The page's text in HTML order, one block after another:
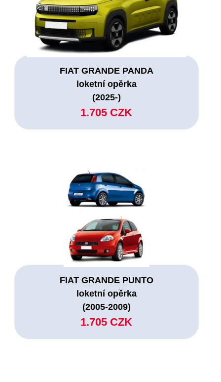
FIAT GRANDE PANDA
loketní opěrka
(2025-)
1.705 CZK
FIAT GRANDE PUNTO
loketní opěrka
(2005-2009)
1.705 CZK